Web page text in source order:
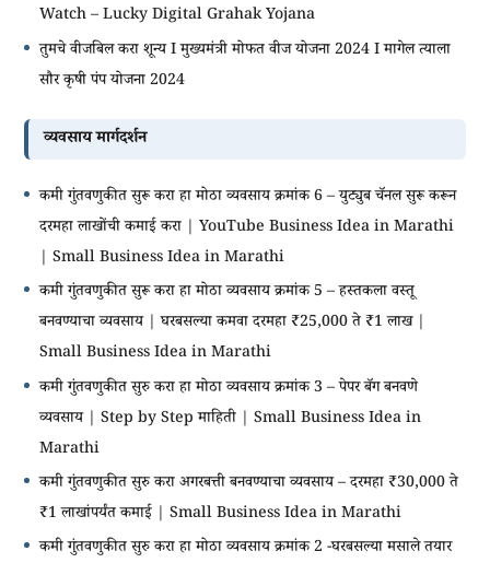
Watch – Lucky Digital Grahak Yojana
तुमचे वीजबिल करा शून्य I मुख्यमंत्री मोफत वीज योजना 2024 I मागेल त्याला
सौर कृषी पंप योजना 2024
व्यवसाय मार्गदर्शन
कमी गुंतवणुकीत सुरू करा हा मोठा व्यवसाय क्रमांक 6 – युट्युब चॅनल सुरू करून
दरमहा लाखोंची कमाई करा | YouTube Business Idea in Marathi
| Small Business Idea in Marathi
कमी गुंतवणुकीत सुरू करा हा मोठा व्यवसाय क्रमांक 5 – हस्तकला वस्तू
बनवण्याचा व्यवसाय | घरबसल्या कमवा दरमहा ₹25,000 ते ₹1 लाख |
Small Business Idea in Marathi
कमी गुंतवणुकीत सुरु करा हा मोठा व्यवसाय क्रमांक 3 – पेपर बॅग बनवणे
व्यवसाय | Step by Step माहिती | Small Business Idea in
Marathi
कमी गुंतवणुकीत सुरु करा अगरबत्ती बनवण्याचा व्यवसाय – दरमहा ₹30,000 ते
₹1 लाखांपर्यंत कमाई | Small Business Idea in Marathi
कमी गुंतवणुकीत सुरु करा हा मोठा व्यवसाय क्रमांक 2 -घरबसल्या मसाले तयार